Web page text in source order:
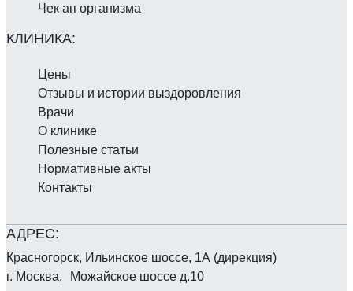
Красногорск, Ильинское шоссе, 1А (дирекция)
г. Москва, Можайское шоссе д.10
Чек ап организма
Цены
Отзывы и истории выздоровления
Врачи
О клинике
Полезные статьи
Нормативные акты
Контакты